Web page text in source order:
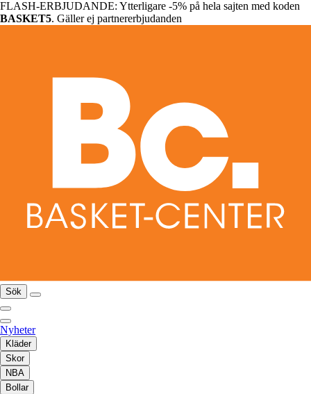
FLASH-ERBJUDANDE: Ytterligare -5% på hela sajten med koden
BASKET5. Gäller ej partnererbjudanden
Sök
Nyheter
Kläder
Skor
NBA
Bollar